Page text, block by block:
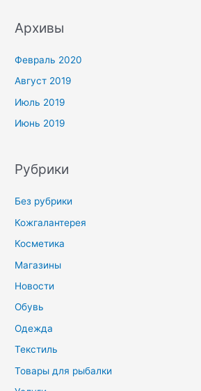
Архивы
Февраль 2020
Август 2019
Июль 2019
Июнь 2019
Рубрики
Без рубрики
Кожгалантерея
Косметика
Магазины
Новости
Обувь
Одежда
Текстиль
Товары для рыбалки